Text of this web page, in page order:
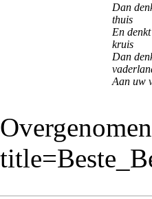
Dan
thuis
En
kruis
Dan
Aan uw